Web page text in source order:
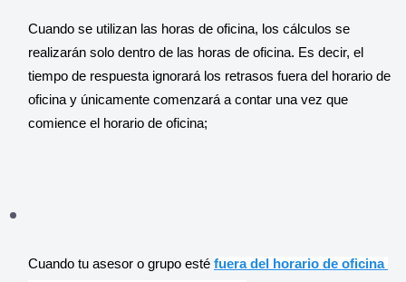
Cuando se utilizan las horas de oficina, los cálculos se
realizarán solo dentro de las horas de oficina. Es decir, el
tiempo de respuesta ignorará los retrasos fuera del horario de
oficina y únicamente comenzará a contar una vez que
comience el horario de oficina;
Cuando tu asesor o grupo esté fuera del horario de oficina